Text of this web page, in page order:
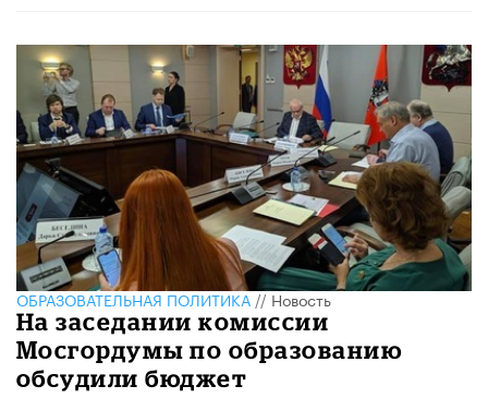
ОБРАЗОВАТЕЛЬНАЯ ПОЛИТИКА//Новость
На заседании комиссии
Мосгордумы по образованию
обсудили бюджет